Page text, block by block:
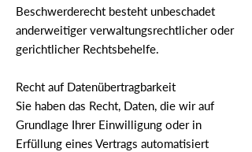
Beschwerderecht besteht unbeschadet
anderweitiger verwaltungsrechtlicher oder
gerichtlicher Rechtsbehelfe.
Recht auf Daten­übertrag­barkeit
Sie haben das Recht, Daten, die wir auf
Grundlage Ihrer Einwilligung oder in
Erfüllung eines Vertrags automatisiert